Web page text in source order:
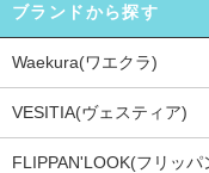
ブランドから探す
Waekura(ワエクラ)
VESITIA(ヴェスティア)
FLIPPAN'LOOK(フリッパ